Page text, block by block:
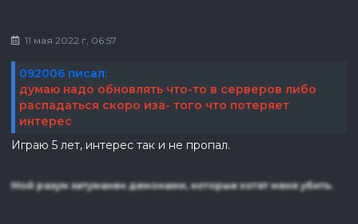
11 мая 2022 г, 06:57
092006 писал:
думаю надо обновлять что-то в серверов либо
распадаться скоро иза- того что потеряет
интерес
Играю 5 лет, интерес так и не пропал.
Мой разум затуманен демонами, которые хотят меня убить.